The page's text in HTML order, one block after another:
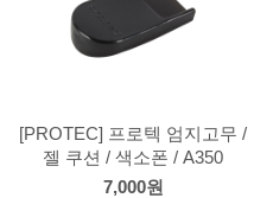
[PROTEC] 프로텍 엄지고무 /
젤 쿠션 / 색소폰 / A350
7,000원